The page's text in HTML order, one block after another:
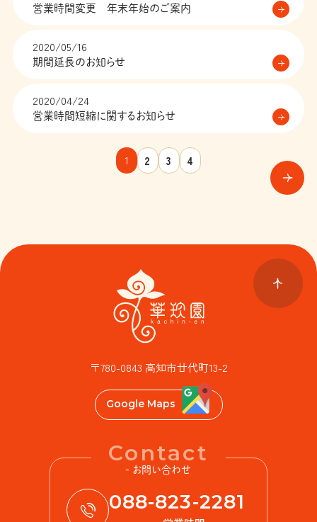
営業時間変更 年末年始のご案内
2020/05/16
期間延長のお知らせ
2020/04/24
営業時間短縮に関するお知らせ
1 2 3 4
〒780-0843 高知市廿代町13-2
Google Maps
Contact
- お問い合わせ
088-823-2281